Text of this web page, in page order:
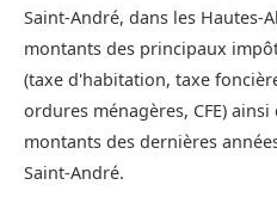
Saint-André, dans les Hautes-
montants des principaux
(taxe d'habitation, taxe
ordures ménagères, CFE)
montants des dernières
Saint-André.